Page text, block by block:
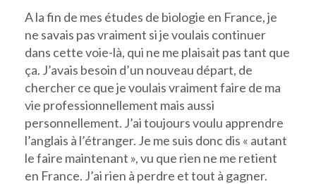
A la fin de mes études de biologie en France, je
ne savais pas vraiment si je voulais continuer
dans cette voie-là, qui ne me plaisait pas tant que
ça. J’avais besoin d’un nouveau départ, de
chercher ce que je voulais vraiment faire de ma
vie professionnellement mais aussi
personnellement. J’ai toujours voulu apprendre
l’anglais à l’étranger. Je me suis donc dis « autant
le faire maintenant », vu que rien ne me retient
en France. J’ai rien à perdre et tout à gagner.